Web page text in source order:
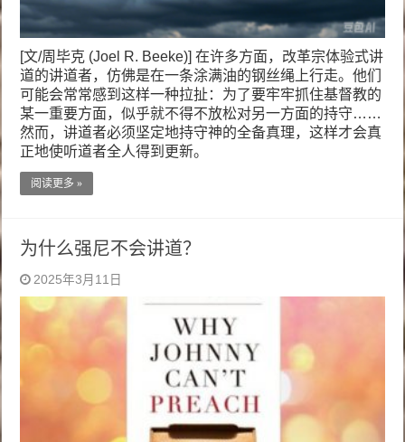
[文/周毕克 (Joel R. Beeke)] 在许多方面，改革宗体验式讲
道的讲道者，仿佛是在一条涂满油的钢丝绳上行走。他们
可能会常常感到这样一种拉扯：为了要牢牢抓住基督教的
某一重要方面，似乎就不得不放松对另一方面的持守……
然而，讲道者必须坚定地持守神的全备真理，这样才会真
正地使听道者全人得到更新。
阅读更多 »
为什么强尼不会讲道？
2025年3月11日